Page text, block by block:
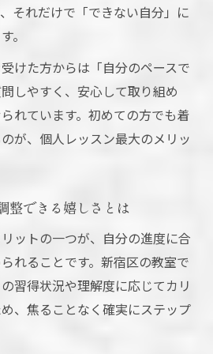
それだけで「できない自分」に
。
けた方からは「自分のペースで
しやすく、安心して取り組め
れています。初めての方でも着
が、個人レッスン最大のメリッ
整できる嬉しさとは
ットの一つが、自分の進度に合
れることです。新宿区の教室で
習得状況や理解度に応じてカリ
、焦ることなく確実にステップ